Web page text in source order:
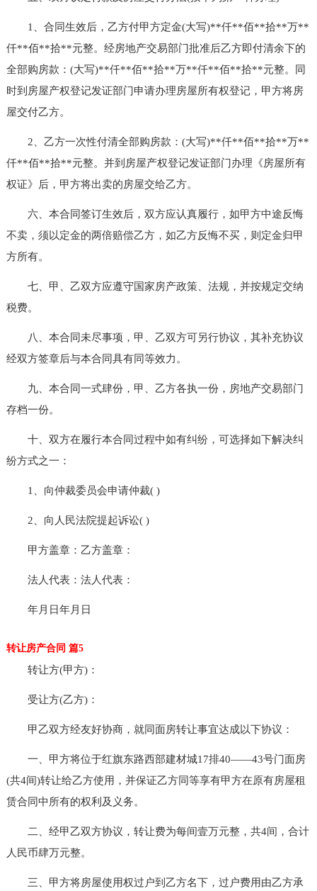
1、合同生效后，乙方付甲方定金(大写)**仟**佰**拾**万**
仟**佰**拾**元整。经房地产交易部门批准后乙方即付清余下的
全部购房款：(大写)**仟**佰**拾**万**仟**佰**拾**元整。同
时到房屋产权登记发证部门申请办理房屋所有权登记，甲方将房
屋交付乙方。
2、乙方一次性付清全部购房款：(大写)**仟**佰**拾**万**
仟**佰**拾**元整。并到房屋产权登记发证部门办理《房屋所有
权证》后，甲方将出卖的房屋交给乙方。
六、本合同签订生效后，双方应认真履行，如甲方中途反悔
不卖，须以定金的两倍赔偿乙方，如乙方反悔不买，则定金归甲
方所有。
七、甲、乙双方应遵守国家房产政策、法规，并按规定交纳
税费。
八、本合同未尽事项，甲、乙双方可另行协议，其补充协议
经双方签章后与本合同具有同等效力。
九、本合同一式肆份，甲、乙方各执一份，房地产交易部门
存档一份。
十、双方在履行本合同过程中如有纠纷，可选择如下解决纠
纷方式之一：
1、向仲裁委员会申请仲裁( )
2、向人民法院提起诉讼( )
甲方盖章：乙方盖章：
法人代表：法人代表：
年月日年月日
转让房产合同 篇5
转让方(甲方)：
受让方(乙方)：
甲乙双方经友好协商，就同面房转让事宜达成以下协议：
一、甲方将位于红旗东路西部建材城17排40——43号门面房
(共4间)转让给乙方使用，并保证乙方同等享有甲方在原有房屋租
赁合同中所有的权利及义务。
二、经甲乙双方协议，转让费为每间壹万元整，共4间，合计
人民币肆万元整。
三、甲方将房屋使用权过户到乙方名下，过户费用由乙方承